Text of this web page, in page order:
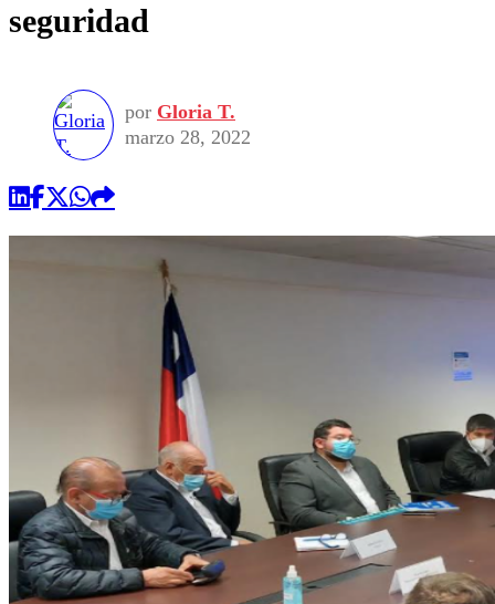
seguridad
por Gloria T.
marzo 28, 2022